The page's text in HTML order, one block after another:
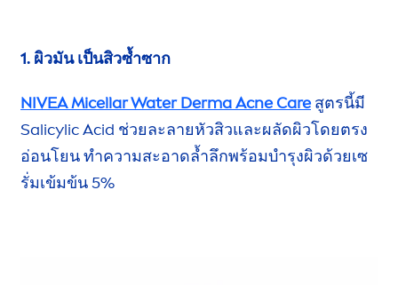
1. ผิวมัน เป็นสิวซ้ำซาก
NIVEAMicellar Water Derma Acne Care สูตรนี้มี
Salicylic Acid ช่วยละลายหัวสิวและผลัดผิวโดยตรง
อ่อนโยน ทำความสะอาดล้ำลึกพร้อมบำรุงผิวด้วยเซ
รั่มเข้มข้น 5%